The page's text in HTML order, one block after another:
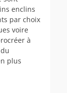
enclins
par choix
voire
à
plus